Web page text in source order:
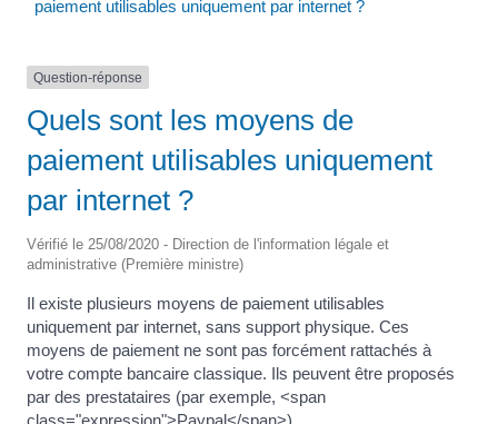
paiement utilisables uniquement par internet ?
Question-réponse
Quels sont les moyens de
paiement utilisables uniquement
par internet ?
Vérifié le 25/08/2020 - Direction de l'information légale et
administrative (Première ministre)
Il existe plusieurs moyens de paiement utilisables
uniquement par internet, sans support physique. Ces
moyens de paiement ne sont pas forcément rattachés à
votre compte bancaire classique. Ils peuvent être proposés
par des prestataires (par exemple, <span
class="expression">Paypal</span>).